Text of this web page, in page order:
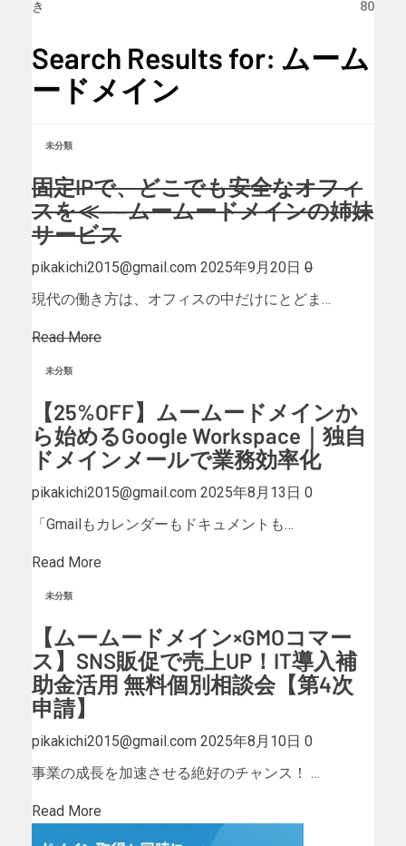
き
80
Search Results for: ムーム
ードメイン
未分類
固定IPで、どこでも安全なオフィ
スを≪——ムームードメインの姉妹
サービス
pikakichi2015@gmail.com 2025年9月20日 0
現代の働き方は、オフィスの中だけにとどま…
Read More
未分類
【25%OFF】ムームードメインか
ら始めるGoogle Workspace｜独自
ドメインメールで業務効率化
pikakichi2015@gmail.com 2025年8月13日 0
「Gmailもカレンダーもドキュメントも…
Read More
未分類
【ムームードメイン×GMOコマー
ス】SNS販促で売上UP！IT導入補
助金活用 無料個別相談会【第4次
申請】
pikakichi2015@gmail.com 2025年8月10日 0
事業の成長を加速させる絶好のチャンス！ …
Read More